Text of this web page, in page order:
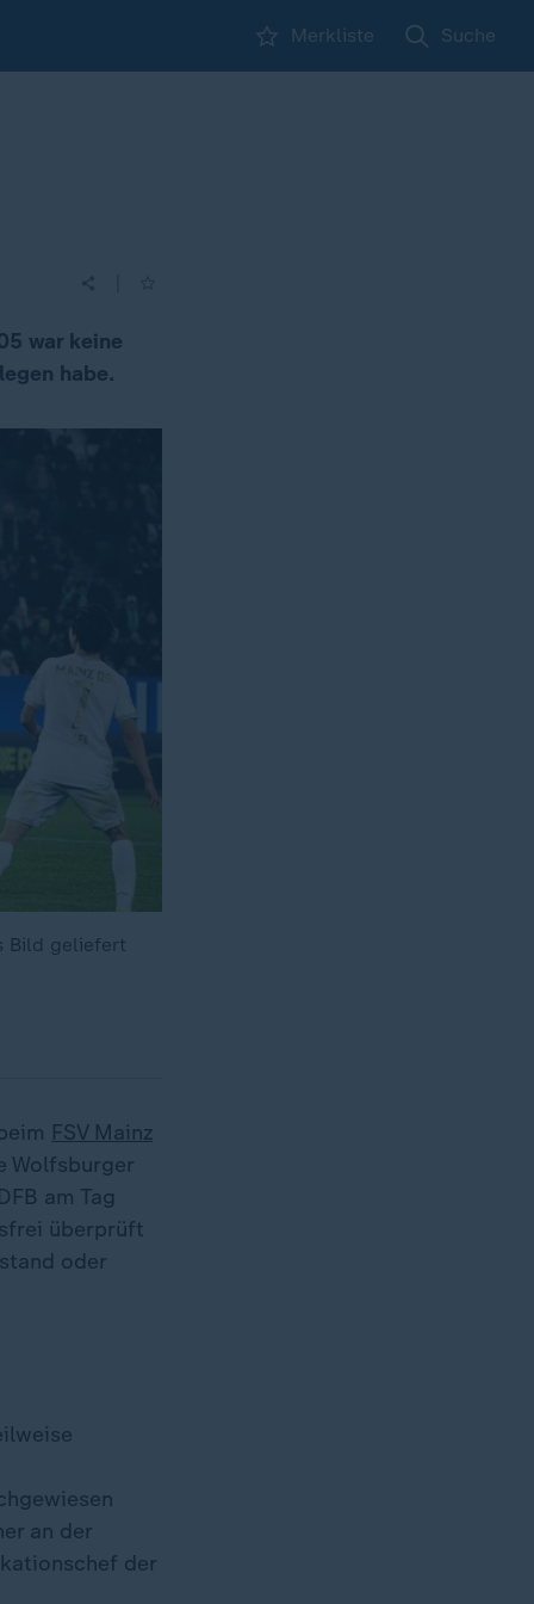
Merkliste Suche
war keine
habe.
Bild geliefert
FSV Mainz
Wolfsburger
am Tag
überprüft
oder
an der
der